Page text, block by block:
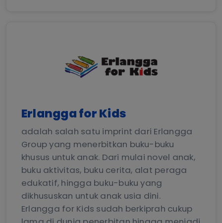
Erlangga for Kids
adalah salah satu imprint dari Erlangga
Group yang menerbitkan buku-buku
khusus untuk anak. Dari mulai novel anak,
buku aktivitas, buku cerita, alat peraga
edukatif, hingga buku-buku yang
dikhususkan untuk anak usia dini.
Erlangga for Kids sudah berkiprah cukup